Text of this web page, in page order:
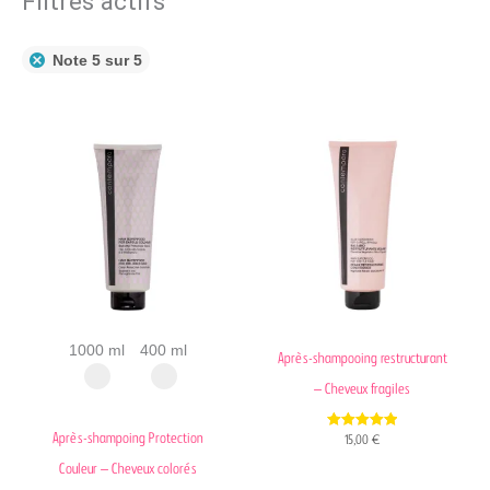
Note 5 sur 5
1000 ml 400 ml
Après-shampoing Protection
Couleur – Cheveux colorés
Après-shampooing restructurant
– Cheveux fragiles
5.00
15,00 €